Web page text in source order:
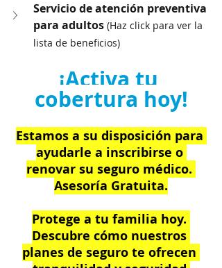
Servicio de atención preventiva
para adultos (Haz click para ver la
lista de beneficios)
¡Activa tu
cobertura hoy!
Estamos a su disposición para
ayudarle a inscribirse o
renovar su seguro médico.
Asesoría Gratuita.
Protege a tu familia hoy.
Descubre cómo nuestros
planes de seguro te ofrecen